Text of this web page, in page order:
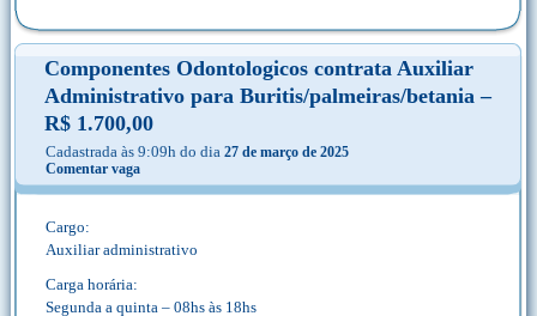
Componentes Odontologicos contrata Auxiliar
Administrativo para Buritis/palmeiras/betania –
R$ 1.700,00
Cadastrada às 9:09h do dia 27 de março de 2025
Comentar vaga
Cargo:
Auxiliar administrativo
Carga horária:
Segunda a quinta – 08hs às 18hs